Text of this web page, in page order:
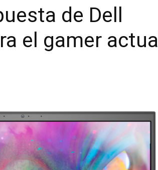
Colombia
de Dell
el gamer actual